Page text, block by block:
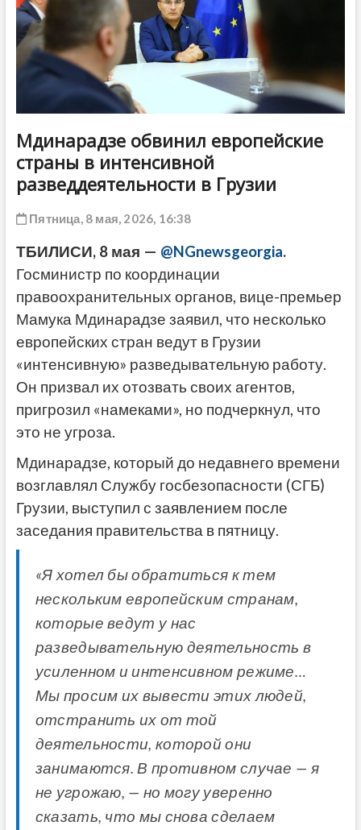
Мдинарадзе обвинил европейские
страны в интенсивной
разведдеятельности в Грузии
Пятница, 8 мая, 2026, 16:38
ТБИЛИСИ, 8 мая — @NGnewsgeorgia.
Госминистр по координации
правоохранительных органов, вице-премьер
Мамука Мдинарадзе заявил, что несколько
европейских стран ведут в Грузии
«интенсивную» разведывательную работу.
Он призвал их отозвать своих агентов,
пригрозил «намеками», но подчеркнул, что
это не угроза.
Мдинарадзе, который до недавнего времени
возглавлял Службу госбезопасности (СГБ)
Грузии, выступил с заявлением после
заседания правительства в пятницу.
«Я хотел бы обратиться к тем
нескольким европейским странам,
которые ведут у нас
разведывательную деятельность в
усиленном и интенсивном режиме…
Мы просим их вывести этих людей,
отстранить их от той
деятельности, которой они
занимаются. В противном случае — я
не угрожаю, — но могу уверенно
сказать, что мы снова сделаем